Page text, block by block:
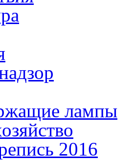
лампы
2016